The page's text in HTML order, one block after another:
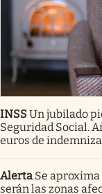
INSSUn jubilado
Seguridad Social.
euros de
Alerta Se
serán las zonas